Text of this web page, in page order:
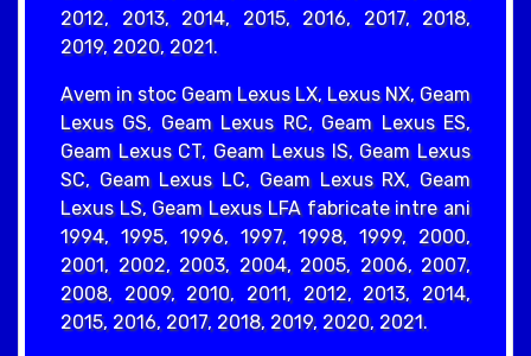
2012, 2013, 2014, 2015, 2016, 2017, 2018,
2019, 2020, 2021.
Avem in stoc Geam Lexus LX, Lexus NX, Geam
Lexus GS, Geam Lexus RC, Geam Lexus ES,
Geam Lexus CT, Geam Lexus IS, Geam Lexus
SC, Geam Lexus LC, Geam Lexus RX, Geam
Lexus LS, Geam Lexus LFA fabricate intre ani
1994, 1995, 1996, 1997, 1998, 1999, 2000,
2001, 2002, 2003, 2004, 2005, 2006, 2007,
2008, 2009, 2010, 2011, 2012, 2013, 2014,
2015, 2016, 2017, 2018, 2019, 2020, 2021.